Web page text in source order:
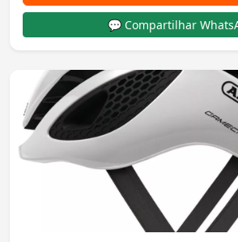
💬 Compartilhar